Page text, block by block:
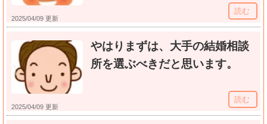
2025/04/09 更新
読む
2025/04/09 更新
やはりまずは、大手の結婚相談
所を選ぶべきだと思います。
読む